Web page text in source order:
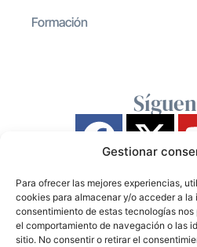
Gestionar
Para ofrecer las mejores experiencias,
cookies para almacenar y/o acceder a la
consentimiento de estas tecnologías
el comportamiento de navegación o las
sitio. No consentir o retirar el
Formación